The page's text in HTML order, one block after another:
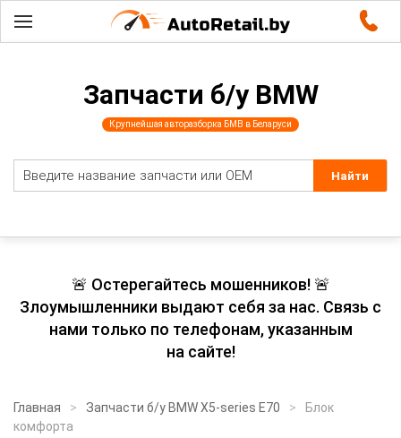
Запчасти б/у BMW
Крупнейшая авторазборка БМВ в Беларуси
🚨 Остерегайтесь мошенников! 🚨
Злоумышленники выдают себя за нас. Связь с
нами только по телефонам, указанным
на сайте!
Главная Запчасти б/у BMW X5-series E70
Блок
комфорта